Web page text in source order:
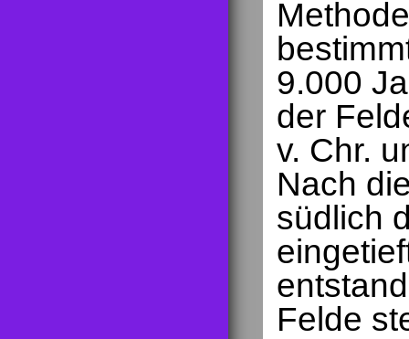
9.000
der
v. Chr.
Nach
südlich
Felde